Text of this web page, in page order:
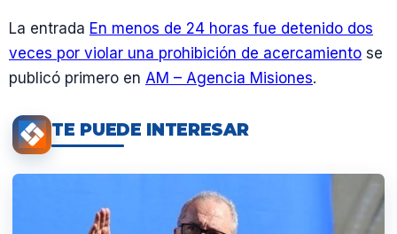
La entrada En menos de 24 horas fue detenido dos
veces por violar una prohibición de acercamiento se
publicó primero en AM – Agencia Misiones.
TE PUEDE INTERESAR